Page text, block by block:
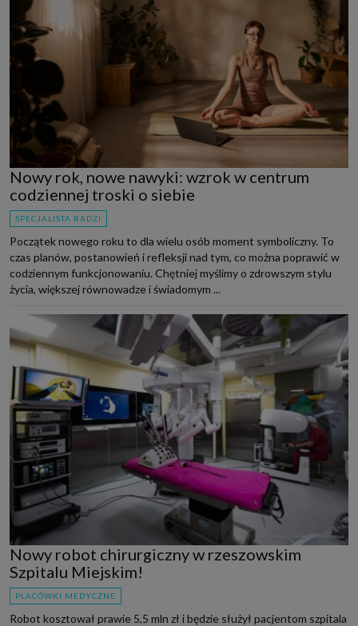
Nowy rok, nowe nawyki: wzrok w centrum
codziennej troski o siebie
SPECJALISTA RADZI
Początek nowego roku to dla wielu osób moment symboliczny. To
czas planów, postanowień i refleksji nad tym, co można poprawić w
codziennym funkcjonowaniu. Chętniej myślimy o zdrowszym stylu
życia, większej równowadze i świadomym ...
Nowy robot chirurgiczny w rzeszowskim
Szpitalu Miejskim!
PLACÓWKI MEDYCZNE
Robot kosztował prawie 5,5 mln zł i będzie służył pacjentom szpitala